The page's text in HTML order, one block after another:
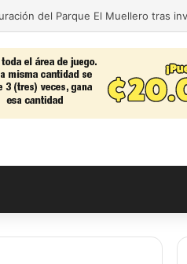
del Parque El Muellero tras